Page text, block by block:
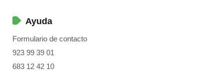
Ayuda
Formulario de contacto
923 99 39 01
683 12 42 10